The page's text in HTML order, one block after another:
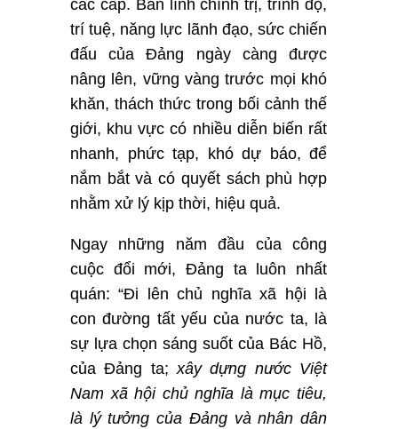
các cấp. Bản lĩnh chính trị, trình độ,
trí tuệ, năng lực lãnh đạo, sức chiến
đấu của Đảng ngày càng được
nâng lên, vững vàng trước mọi khó
khăn, thách thức trong bối cảnh thế
giới, khu vực có nhiều diễn biến rất
nhanh, phức tạp, khó dự báo, để
nắm bắt và có quyết sách phù hợp
nhằm xử lý kịp thời, hiệu quả.
Ngay những năm đầu của công
cuộc đổi mới, Đảng ta luôn nhất
quán: “Đi lên chủ nghĩa xã hội là
con đường tất yếu của nước ta, là
sự lựa chọn sáng suốt của Bác Hồ,
của Đảng ta; xây dựng nước Việt
Nam xã hội chủ nghĩa là mục tiêu,
là lý tưởng của Đảng và nhân dân